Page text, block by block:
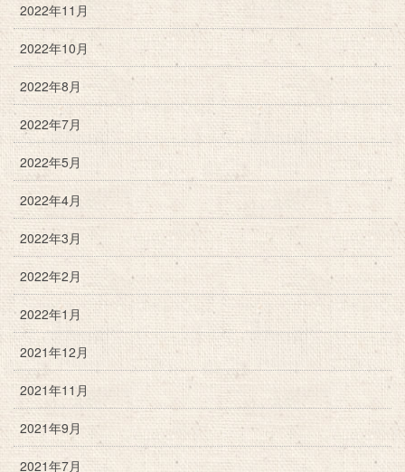
2022年11月
2022年10月
2022年8月
2022年7月
2022年5月
2022年4月
2022年3月
2022年2月
2022年1月
2021年12月
2021年11月
2021年9月
2021年7月